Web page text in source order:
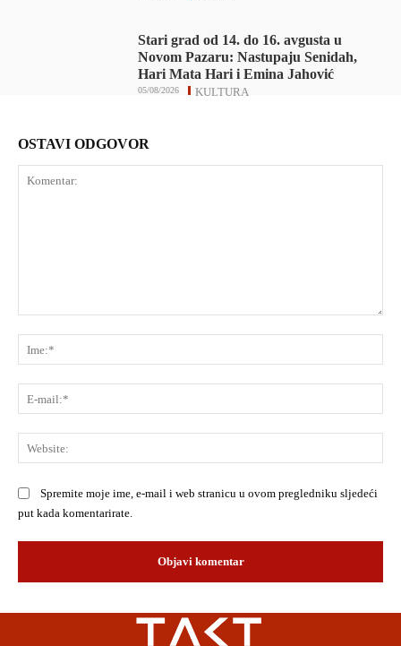
Stari grad od 14. do 16. avgusta u
Novom Pazaru: Nastupaju Senidah,
Hari Mata Hari i Emina Jahović
KULTURA
05/08/2026
OSTAVI ODGOVOR
Spremite moje ime, e-mail i web stranicu u ovom pregledniku sljedeći
put kada komentarirate.